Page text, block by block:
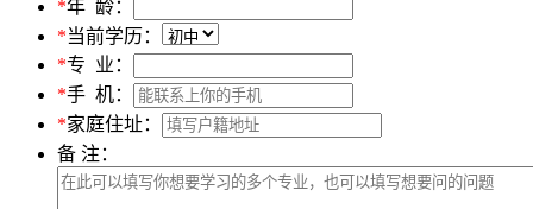
*年 龄：
*当前学历：
*专 业：
*手 机：
*家庭住址：
备 注：